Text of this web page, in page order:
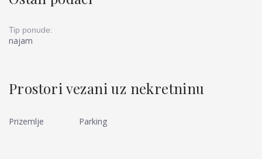
Tip ponude:
najam
Prostori vezani uz nekretninu
Prizemlje Parking